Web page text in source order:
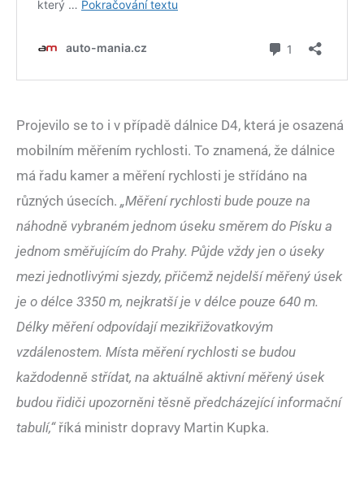
Projevilo se to i v případě dálnice D4, která je osazená
mobilním měřením rychlosti. To znamená, že dálnice
má řadu kamer a měření rychlosti je střídáno na
různých úsecích. „Měření rychlosti bude pouze na
náhodně vybraném jednom úseku směrem do Písku a
jednom směřujícím do Prahy. Půjde vždy jen o úseky
mezi jednotlivými sjezdy, přičemž nejdelší měřený úsek
je o délce 3350 m, nejkratší je v délce pouze 640 m.
Délky měření odpovídají mezikřižovatkovým
vzdálenostem. Místa měření rychlosti se budou
každodenně střídat, na aktuálně aktivní měřený úsek
budou řidiči upozorněni těsně předcházející informační
tabulí,“říká ministr dopravy Martin Kupka.